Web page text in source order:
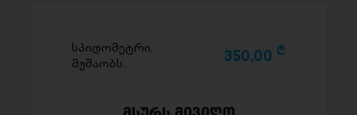
სპიდომეტრი,
მუშაობს
350,00 D